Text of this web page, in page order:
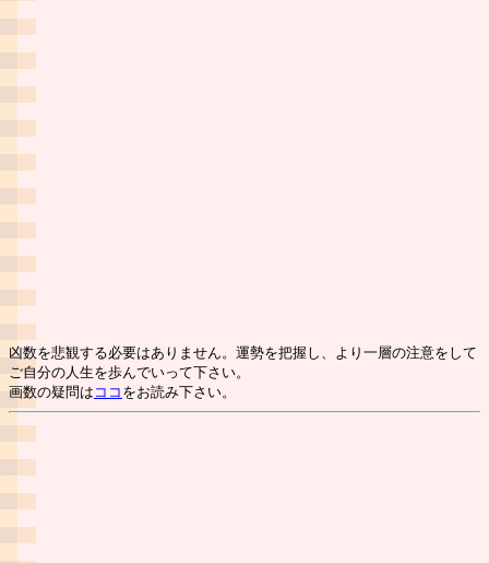
凶数を悲観する必要はありません。運勢を把握し、より一層の注意をして
ご自分の人生を歩んでいって下さい。
画数の疑問は ココ をお読み下さい。